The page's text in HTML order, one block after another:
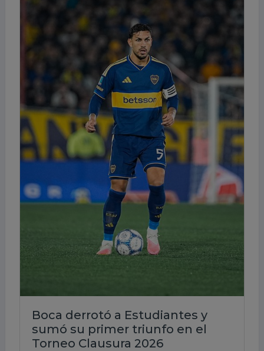
Boca derrotó a Estudiantes y
sumó su primer triunfo en el
Torneo Clausura 2026